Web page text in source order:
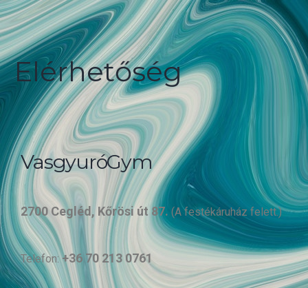
Elérhetőség
VasgyuróGym
2700 Cegléd, Kőrösi út 87.(A festékáruház felett.)
Telefon:+36 70 213 0761